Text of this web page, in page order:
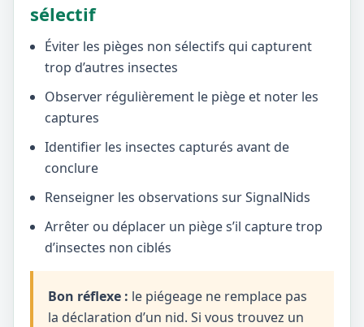
sélectif
Éviter les pièges non sélectifs qui capturent
trop d’autres insectes
Observer régulièrement le piège et noter les
captures
Identifier les insectes capturés avant de
conclure
Renseigner les observations sur SignalNids
Arrêter ou déplacer un piège s’il capture trop
d’insectes non ciblés
Bon réflexe : le piégeage ne remplace pas
la déclaration d’un nid. Si vous trouvez un